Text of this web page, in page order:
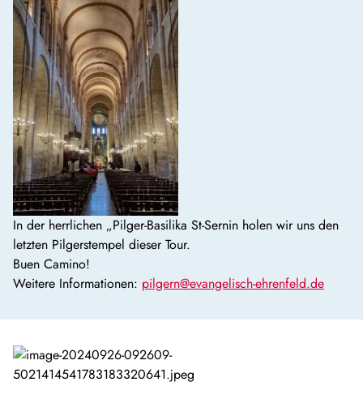
In der herrlichen „Pilger-Basilika St-Sernin holen wir uns den
letzten Pilgerstempel dieser Tour.
Buen Camino!
Weitere Informationen: pilgern@evangelisch-ehrenfeld.de